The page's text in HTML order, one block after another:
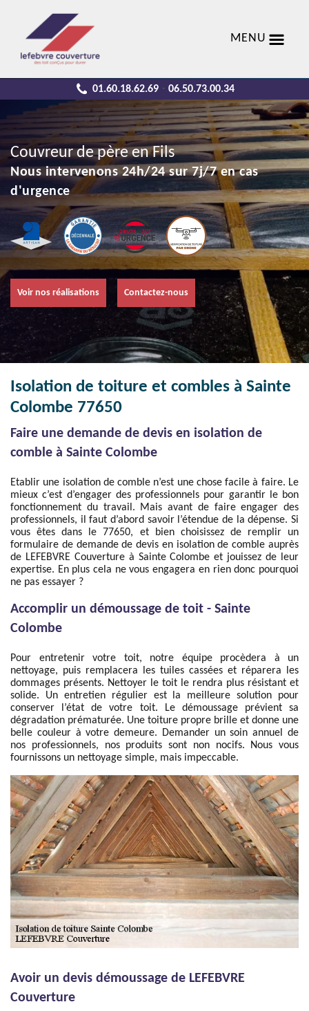
MENU
01.60.18.62.69 - 06.50.73.00.34
Couvreur de père en Fils
Nous intervenons 24h/24 sur 7j/7 en cas
d'urgence
Voir nos réalisations Contactez-nous
Isolation de toiture et combles à Sainte
Colombe 77650
Faire une demande de devis en isolation de
comble à Sainte Colombe
Etablir une isolation de comble n’est une chose facile à faire. Le
mieux c’est d’engager des professionnels pour garantir le bon
fonctionnement du travail. Mais avant de faire engager des
professionnels, il faut d’abord savoir l’étendue de la dépense. Si
vous êtes dans le 77650, et bien choisissez de remplir un
formulaire de demande de devis en isolation de comble auprès
de LEFEBVRE Couverture à Sainte Colombe et jouissez de leur
expertise. En plus cela ne vous engagera en rien donc pourquoi
ne pas essayer ?
Accomplir un démoussage de toit - Sainte
Colombe
Pour entretenir votre toit, notre équipe procèdera à un
nettoyage, puis remplacera les tuiles cassées et réparera les
dommages présents. Nettoyer le toit le rendra plus résistant et
solide. Un entretien régulier est la meilleure solution pour
conserver l’état de votre toit. Le démoussage prévient sa
dégradation prématurée. Une toiture propre brille et donne une
belle couleur à votre demeure. Demander un soin annuel de
nos professionnels, nos produits sont non nocifs. Nous vous
fournissons un nettoyage simple, mais impeccable.
Avoir un devis démoussage de LEFEBVRE
Couverture